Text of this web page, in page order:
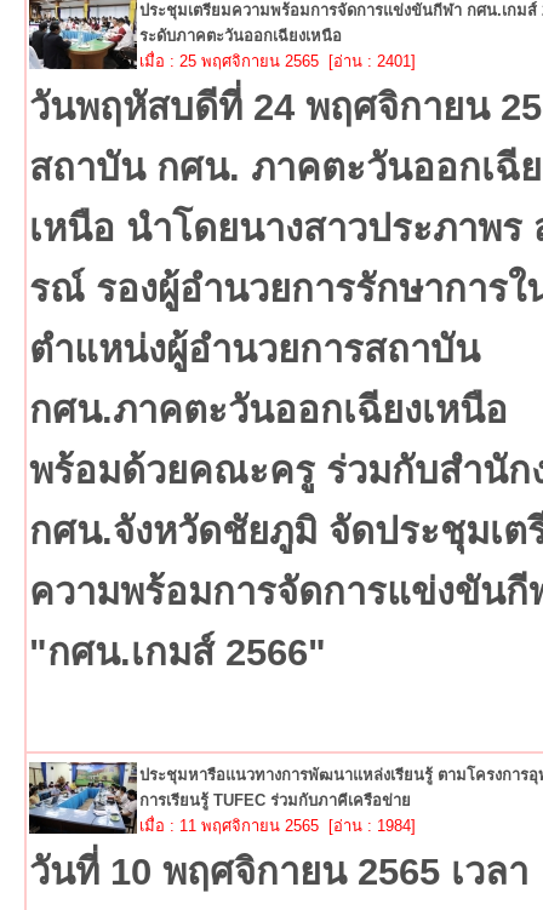
ประชุมเตรียมความพร้อมการจัดการแข่งขันกีฬา กศน.เกมส์
ระดับภาคตะวันออกเฉียงเหนือ
เมื่อ : 25 พฤศจิกายน 2565 [อ่าน : 2401]
วันพฤหัสบดีที่ 24 พฤศจิกายน
สถาบัน กศน. ภาคตะวันออกเฉี
เหนือ นำโดยนางสาวประภาพร
รณ์ รองผู้อำนวยการรักษาการใ
ตำแหน่งผู้อำนวยการสถาบัน
กศน.ภาคตะวันออกเฉียงเหนือ
พร้อมด้วยคณะครู ร่วมกับสำนัก
กศน.จังหวัดชัยภูมิ จัดประชุมเต
ความพร้อมการจัดการแข่งขันกี
"กศน.เกมส์ 2566"
ประชุมหารือแนวทางการพัฒนาแหล่งเรียนรู้ ตามโครงการ
การเรียนรู้ TUFEC ร่วมกับภาคีเครือข่าย
เมื่อ : 11 พฤศจิกายน 2565 [อ่าน : 1984]
วันที่ 10 พฤศจิกายน 2565 เวลา